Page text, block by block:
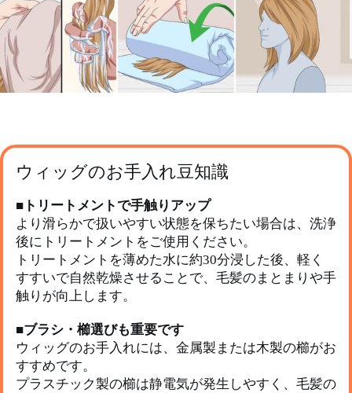
ウィッグのお手入れ豆知識
■ トリートメントで手触りアップ
より滑らかで扱いやすい状態を保ちたい場合は、洗浄
後にトリートメントをご使用ください。
トリートメントを薄めた水に約30分浸した後、軽く
すすいで自然乾燥させることで、毛髪のまとまりや手
触りが向上します。
■ブラシ・櫛選びも重要です
ウィッグのお手入れには、金属製または木製の櫛がお
すすめです。
プラスチック製の櫛は静電気が発生しやすく、毛髪の